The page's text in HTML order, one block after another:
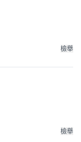
檢舉
檢舉